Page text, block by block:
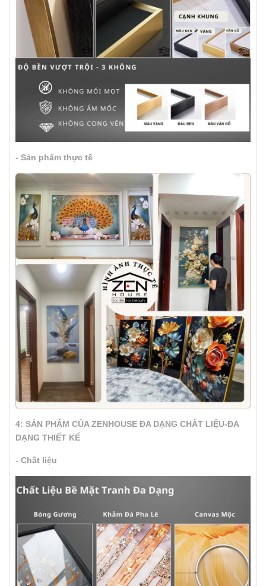
- Sản phẩm thực tế
4: SẢN PHẨM CỦA ZENHOUSE ĐA DẠNG CHẤT LIỆU-ĐA
DẠNG THIẾT KẾ
- Chất liệu